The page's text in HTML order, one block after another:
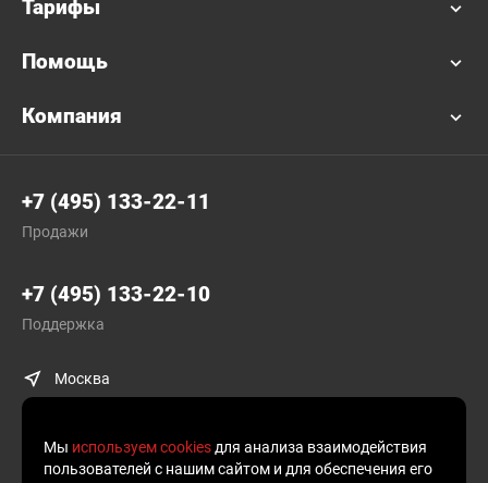
Тарифы
Помощь
Компания
+7 (495) 133-22-11
Продажи
+7 (495) 133-22-10
Поддержка
Москва
Мы используем cookies для анализа взаимодействия
пользователей с нашим сайтом и для обеспечения его